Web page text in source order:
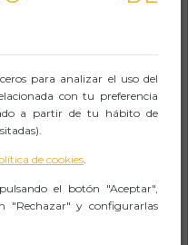
para analizar el uso del
con tu preferencia
a partir de tu hábito de
de cookies.
el botón "Aceptar",
"Rechazar" y configurarlas